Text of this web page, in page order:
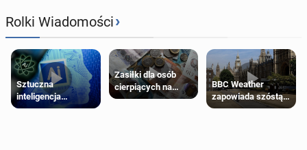
Rolki Wiadomości›
Sztuczna
inteligencja
próbowała oszukać
Zasiłki dla osób
cierpiących na
schorzenia
BBC Weather
zapowiada szóstą
falę upałów w